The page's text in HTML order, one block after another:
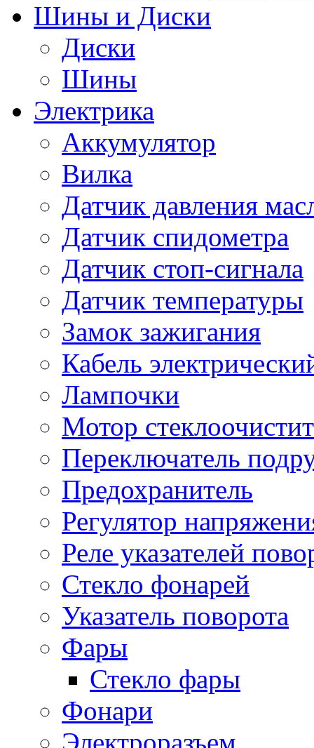
Шины и Диски
Диски
Шины
Электрика
Аккумулятор
Вилка
Датчик давления
Датчик спидометра
Датчик стоп-сигнала
Датчик температуры
Замок зажигания
Кабель
Лампочки
Мотор
Переключатель
Предохранитель
Регулятор
Реле указателей
Стекло фонарей
Указатель поворота
Фары
Стекло фары
Фонари